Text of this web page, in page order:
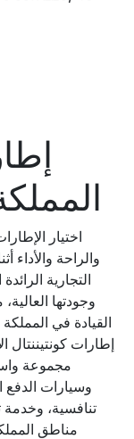
اختيار
والراحة والأداء
التجارية
وجودتها
القيادة في
إطارات كونتيننتال
مجموعة
وسيارات الدفع
تنافسية،
مناطق